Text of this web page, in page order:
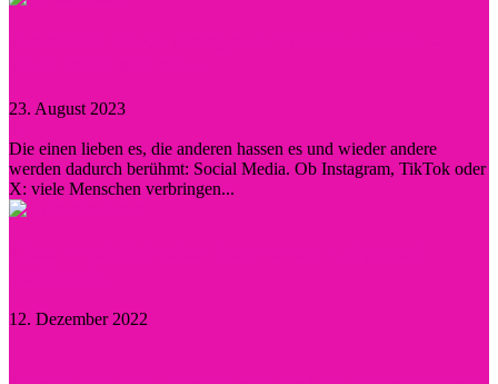
23. August 2023
Die einen lieben es, die anderen hassen es und wieder andere
werden dadurch berühmt: Social Media. Ob Instagram, TikTok oder
X: viele Menschen verbringen...
12. Dezember 2022